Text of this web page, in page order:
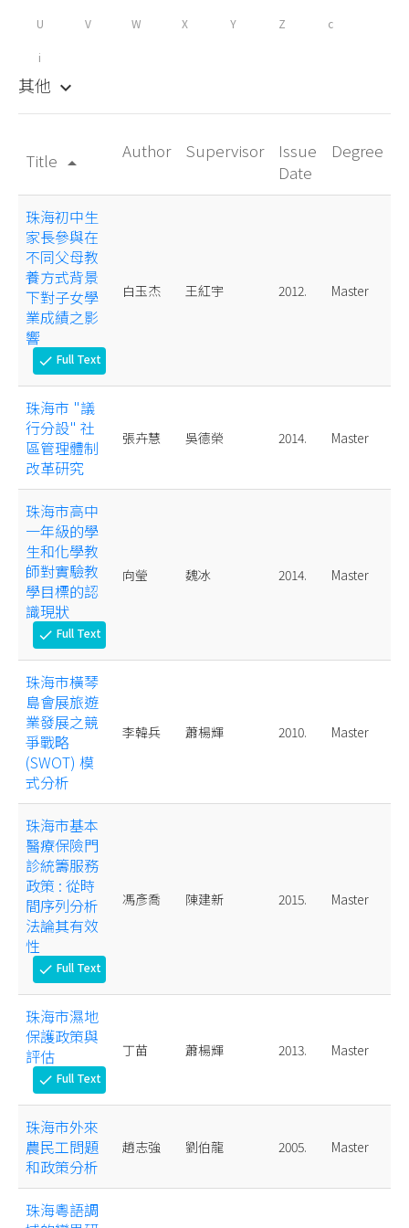
U V W X Y Z c
i
其他 keyboard_arrow_down
Title arrow_drop_up
Author Supervisor
Issue
Date
Degree
珠海初中生
家長參與在
不同父母教
養方式背景
下對子女學
業成績之影
響
check Full Text
白玉杰 王紅宇 2012. Master
珠海市 "議
行分設" 社
區管理體制
改革研究
張卉慧 吳德榮 2014. Master
珠海市高中
一年級的學
生和化學教
師對實驗教
學目標的認
識現狀
check Full Text
向瑩 魏冰 2014. Master
珠海市橫琴
島會展旅遊
業發展之競
爭戰略
(SWOT) 模
式分析
李韓兵 蕭楊輝 2010. Master
珠海市基本
醫療保險門
診統籌服務
政策 : 從時
間序列分析
法論其有效
性
check Full Text
馮彥喬 陳建新 2015. Master
珠海市濕地
保護政策與
評估
check Full Text
丁苗 蕭楊輝 2013. Master
珠海市外來
農民工問題
和政策分析
趙志強 劉伯龍 2005. Master
珠海粵語調